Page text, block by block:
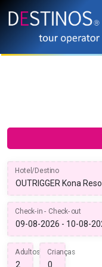
Hotel/Destino
Check-in - Check-out
Adultos Crianças